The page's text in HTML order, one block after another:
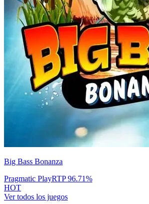
Big Bass Bonanza
Pragmatic PlayRTP96.71%
HOT
Ver todos los juegos